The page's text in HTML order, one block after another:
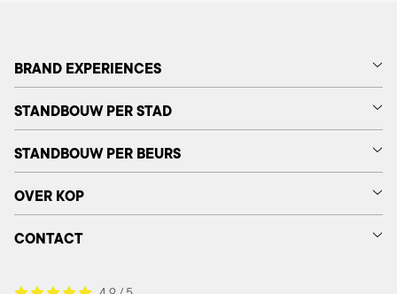
BRAND EXPERIENCES
STANDBOUW PER STAD
STANDBOUW PER BEURS
OVER KOP
CONTACT